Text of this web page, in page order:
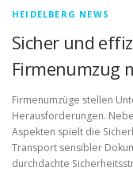
HEIDELBERG NEWS
Sicher und
Firmenumzug
Firmenumzüge stellen
Herausforderungen.
Aspekten spielt die
Transport sensibler
durchdachte